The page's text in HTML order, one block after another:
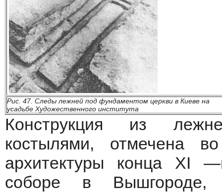
Рис. 47. Следы лежней под фундаментом церкви в Киеве на
усадьбе Художественного института
Конструкция из
костылями, отмечена
архитектуры конца XI
соборе в Вышгороде,